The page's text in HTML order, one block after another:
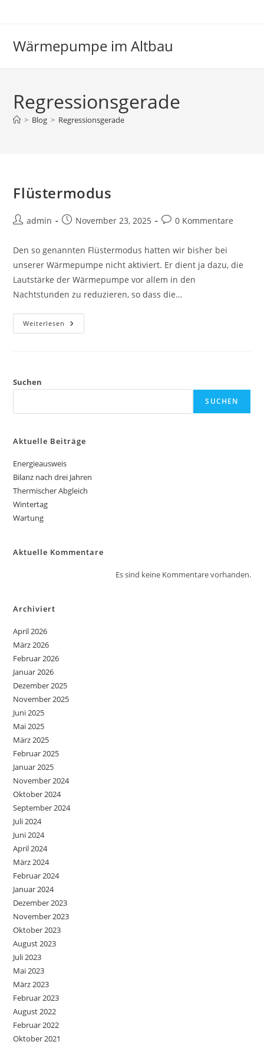
Wärmepumpe im Altbau
Regressionsgerade
> Blog > Regressionsgerade
Flüstermodus
Beitrags-
admin
BeitragNovember 23, 2025
Beitrags-
0 Kommentare
Den so genannten Flüstermodus hatten wir bisher bei
unserer Wärmepumpe nicht aktiviert. Er dient ja dazu, die
Lautstärke der Wärmepumpe vor allem in den
Nachtstunden zu reduzieren, so dass die…
Weiterlesen Flüstermodus
Suchen
SUCHEN
Aktuelle Beiträge
Energieausweis
Bilanz nach drei Jahren
Thermischer Abgleich
Wintertag
Wartung
Aktuelle Kommentare
Es sind keine Kommentare vorhanden.
Archiviert
April 2026
März 2026
Februar 2026
Januar 2026
Dezember 2025
November 2025
Juni 2025
Mai 2025
März 2025
Februar 2025
Januar 2025
November 2024
Oktober 2024
September 2024
Juli 2024
Juni 2024
April 2024
März 2024
Februar 2024
Januar 2024
Dezember 2023
November 2023
Oktober 2023
August 2023
Juli 2023
Mai 2023
März 2023
Februar 2023
August 2022
Februar 2022
Oktober 2021